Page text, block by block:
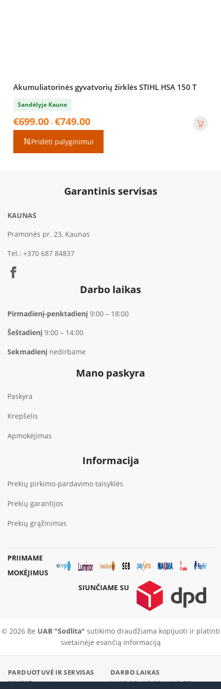
Akumuliatorinės gyvatvorių žirklės STIHL HSA 150 T
Sandėlyje Kaune
€699.00–€749.00
€699.00
through
Pridėti palyginimui
Garantinis servisas
KAUNAS
Pramonės pr. 23, Kaunas
Tel.: +370 687 84837
Darbo laikas
Pirmadienį-penktadienį 9:00 – 18:00
Šeštadienį 9:00 – 14:00
Sekmadienį nedirbame
Mano paskyra
Paskyra
Krepšelis
Apmokėjimas
Informacija
Prekių pirkimo-pardavimo taisyklės
Prekių garantijos
Prekių grąžinimas
PRIIMAME
MOKĖJIMUS
SIUNČIAME SU
© 2026 Be UAB "Sodlita" sutikimo draudžiama kopijuoti ir platinti
svetainėje esančią informaciją
PARDUOTUVĖ IR SERVISAS
KAUNE
DARBO LAIKAS
I–V 9:00–18:00 · VI 9:00–